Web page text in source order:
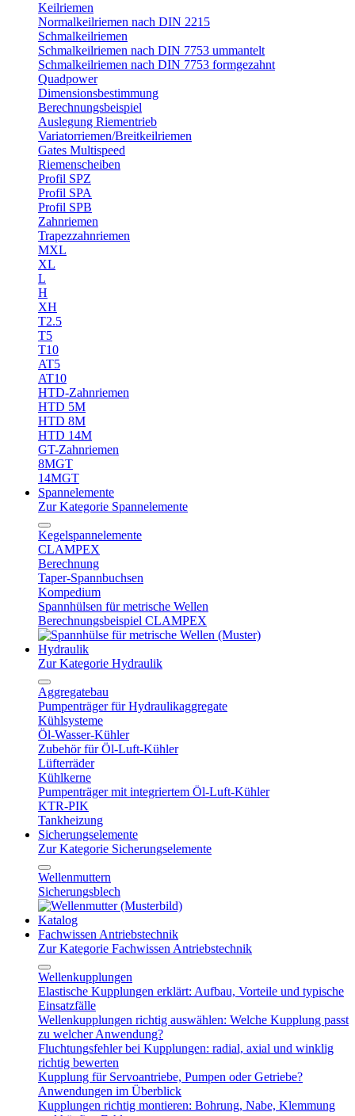
Keilriemen
Normalkeilriemen nach DIN 2215
Schmalkeilriemen
Schmalkeilriemen nach DIN 7753 ummantelt
Schmalkeilriemen nach DIN 7753 formgezahnt
Quadpower
Dimensionsbestimmung
Berechnungsbeispiel
Auslegung Riementrieb
Variatorriemen/Breitkeilriemen
Gates Multispeed
Riemenscheiben
Profil SPZ
Profil SPA
Profil SPB
Zahnriemen
Trapezzahnriemen
MXL
XL
L
H
XH
T2.5
T5
T10
AT5
AT10
HTD-Zahnriemen
HTD 5M
HTD 8M
HTD 14M
GT-Zahnriemen
8MGT
14MGT
Spannelemente
Zur Kategorie Spannelemente
Kegelspannelemente
CLAMPEX
Berechnung
Taper-Spannbuchsen
Kompedium
Spannhülsen für metrische Wellen
Berechnungsbeispiel CLAMPEX
Hydraulik
Zur Kategorie Hydraulik
Aggregatebau
Pumpenträger für Hydraulikaggregate
Kühlsysteme
Öl-Wasser-Kühler
Zubehör für Öl-Luft-Kühler
Lüfterräder
Kühlkerne
Pumpenträger mit integriertem Öl-Luft-Kühler
KTR-PIK
Tankheizung
Sicherungselemente
Zur Kategorie Sicherungselemente
Wellenmuttern
Sicherungsblech
Katalog
Fachwissen Antriebstechnik
Zur Kategorie Fachwissen Antriebstechnik
Wellenkupplungen
Elastische Kupplungen erklärt: Aufbau, Vorteile und typische
Einsatzfälle
Wellenkupplungen richtig auswählen: Welche Kupplung passt
zu welcher Anwendung?
Fluchtungsfehler bei Kupplungen: radial, axial und winklig
richtig bewerten
Kupplung für Servoantriebe, Pumpen oder Getriebe?
Anwendungen im Überblick
Kupplungen richtig montieren: Bohrung, Nabe, Klemmung